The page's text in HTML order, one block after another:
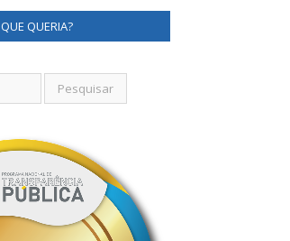
QUERIA?